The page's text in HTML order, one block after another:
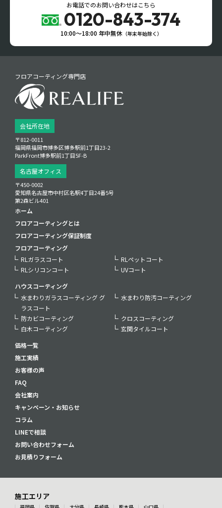
お電話でのお問い合わせはこちら
0120-843-374
10:00〜18:00 年中無休（年末年始除く）
フロアコーティング専門店
会社所在地
〒812-0011
福岡県福岡市博多区博多駅前1丁目23‑2
ParkFront博多駅前1丁目5F‑B
名古屋オフィス
〒450-0002
愛知県名古屋市中村区名駅4丁目24番5号
第2森ビル401
ホーム
フロアコーティングとは
フロアコーティング保証制度
フロアコーティング
RLガラスコート
RLペットコート
RLシリコンコート
UVコート
ハウスコーティング
水まわりガラスコーティング グ
ラスコート
水まわり防汚コーティング
防カビコーティング
クロスコーティング
白木コーティング
玄関タイルコート
価格一覧
施工実績
お客様の声
FAQ
会社案内
キャンペーン・お知らせ
コラム
LINEで相談
お問い合わせフォーム
お見積りフォーム
施工エリア